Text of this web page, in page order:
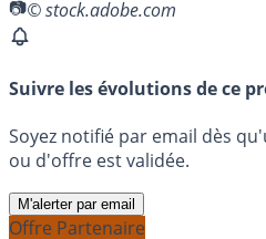
© stock.adobe.com
Suivre les évolutions de ce
Soyez notifié par email dès
ou d'offre est validée.
M'alerter par email
Offre Partenaire